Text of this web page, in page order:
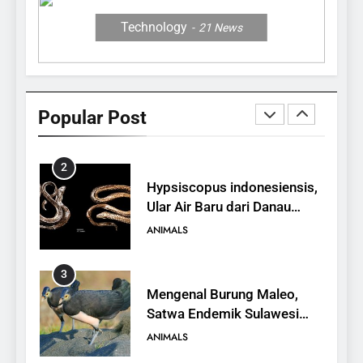
Technology 21 News
Popular Post
ANIMALS
1
Antelope, Si Antelop
2
Hypsiscopus indonesiensis,
Ular Air Baru dari Danau
Towuti
ANIMALS
3
Mengenal Burung Maleo,
Satwa Endemik Sulawesi
yang Terancam Punah
ANIMALS